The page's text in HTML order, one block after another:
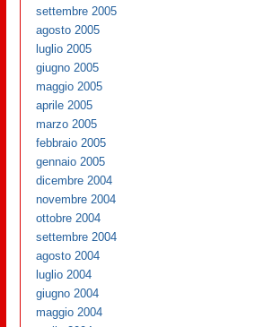
settembre 2005
agosto 2005
luglio 2005
giugno 2005
maggio 2005
aprile 2005
marzo 2005
febbraio 2005
gennaio 2005
dicembre 2004
novembre 2004
ottobre 2004
settembre 2004
agosto 2004
luglio 2004
giugno 2004
maggio 2004